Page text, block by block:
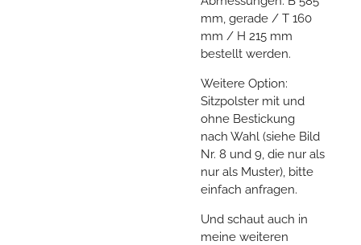
mm, gerade / T 160
mm / H 215 mm
bestellt werden.
Weitere Option:
Sitzpolster mit und
ohne Bestickung
nach Wahl (siehe Bild
Nr. 8 und 9, die nur als
nur als Muster), bitte
einfach anfragen.
Und schaut auch in
meine weiteren